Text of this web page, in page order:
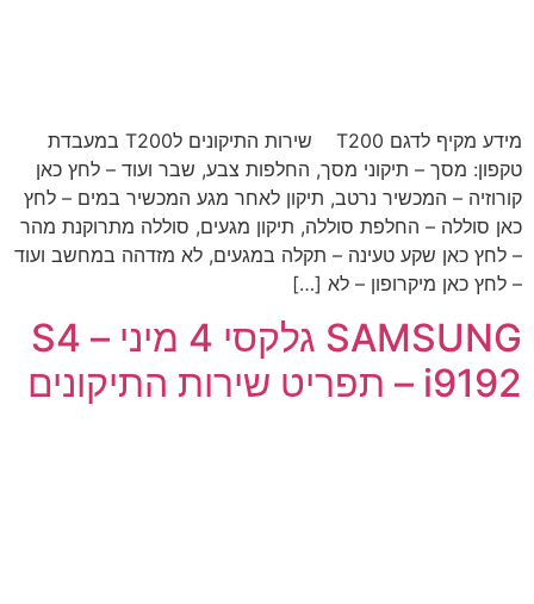
מידע מקיף לדגם T200 שירות התיקונים לT200 במעבדת
טקפון: מסך – תיקוני מסך, החלפות צבע, שבר ועוד – לחץ כאן
קורוזיה – המכשיר נרטב, תיקון לאחר מגע המכשיר במים – לחץ
כאן סוללה – החלפת סוללה, תיקון מגעים, סוללה מתרוקנת מהר
– לחץ כאן שקע טעינה – תקלה במגעים, לא מזדהה במחשב ועוד
– לחץ כאן מיקרופון – לא […]
SAMSUNG גלקסי 4 מיני – S4
i9192 – תפריט שירות התיקונים